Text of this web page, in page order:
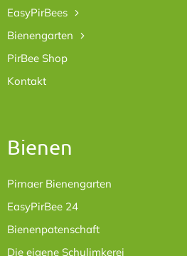
EasyPirBees
Bienengarten
PirBee Shop
Kontakt
Bienen
Pirnaer Bienengarten
EasyPirBee 24
Bienenpatenschaft
Die eigene Schulimkerei